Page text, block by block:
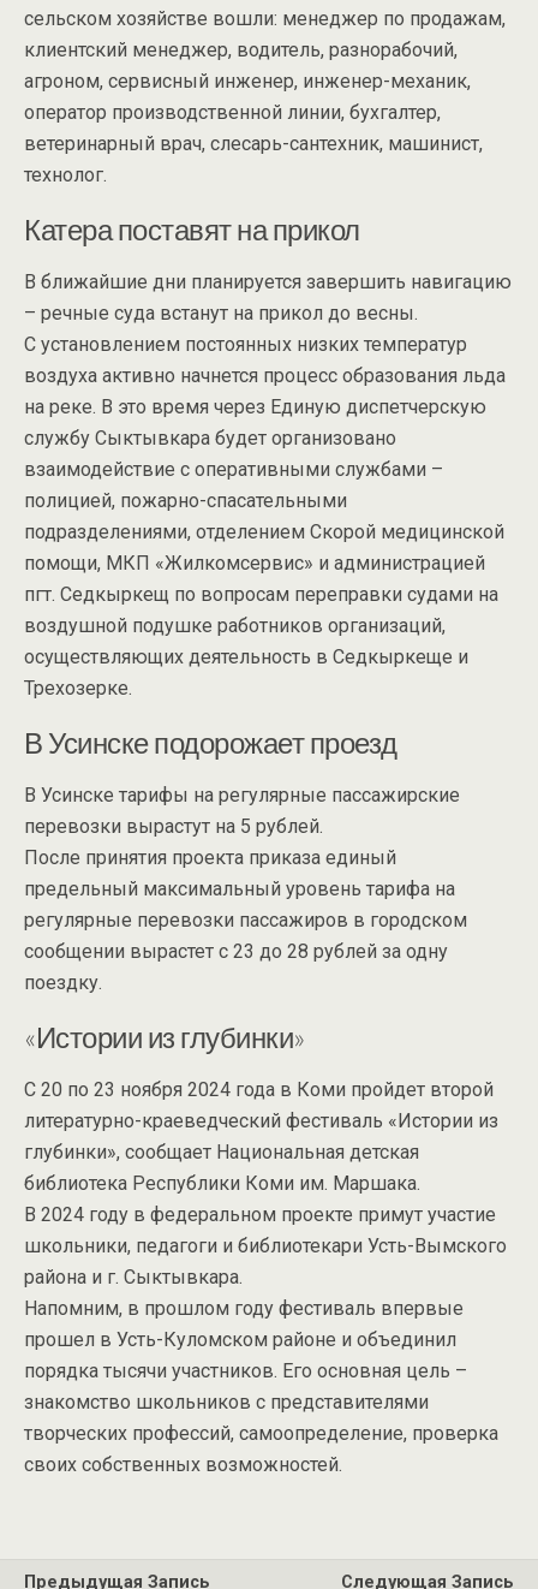
сельском хозяйстве вошли: менеджер по продажам,
клиентский менеджер, водитель, разнорабочий,
агроном, сервисный инженер, инженер-механик,
оператор производственной линии, бухгалтер,
ветеринарный врач, слесарь-сантехник, машинист,
технолог.
Катера поставят на прикол
В ближайшие дни планируется завершить навигацию
– речные суда встанут на прикол до весны.
С установлением постоянных низких температур
воздуха активно начнется процесс образования льда
на реке. В это время через Единую диспетчерскую
службу Сыктывкара будет организовано
взаимодействие с оперативными службами –
полицией, пожарно-спасательными
подразделениями, отделением Скорой медицинской
помощи, МКП «Жилкомсервис» и администрацией
пгт. Седкыркещ по вопросам переправки судами на
воздушной подушке работников организаций,
осуществляющих деятельность в Седкыркеще и
Трехозерке.
В Усинске подорожает проезд
В Усинске тарифы на регулярные пассажирские
перевозки вырастут на 5 рублей.
После принятия проекта приказа единый
предельный максимальный уровень тарифа на
регулярные перевозки пассажиров в городском
сообщении вырастет с 23 до 28 рублей за одну
поездку.
«Истории из глубинки»
С 20 по 23 ноября 2024 года в Коми пройдет второй
литературно-краеведческий фестиваль «Истории из
глубинки», сообщает Национальная детская
библиотека Республики Коми им. Маршака.
В 2024 году в федеральном проекте примут участие
школьники, педагоги и библиотекари Усть-Вымского
района и г. Сыктывкара.
Напомним, в прошлом году фестиваль впервые
прошел в Усть-Куломском районе и объединил
порядка тысячи участников. Его основная цель –
знакомство школьников с представителями
творческих профессий, самоопределение, проверка
своих собственных возможностей.
Предыдущая Запись Следующая Запись